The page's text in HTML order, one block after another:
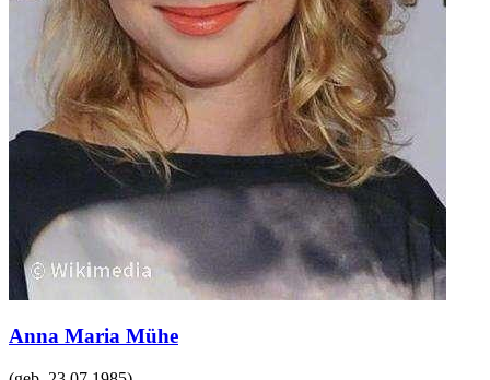
Anna Maria Mühe